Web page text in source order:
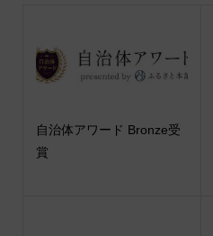
自治体アワード Bronze受
賞